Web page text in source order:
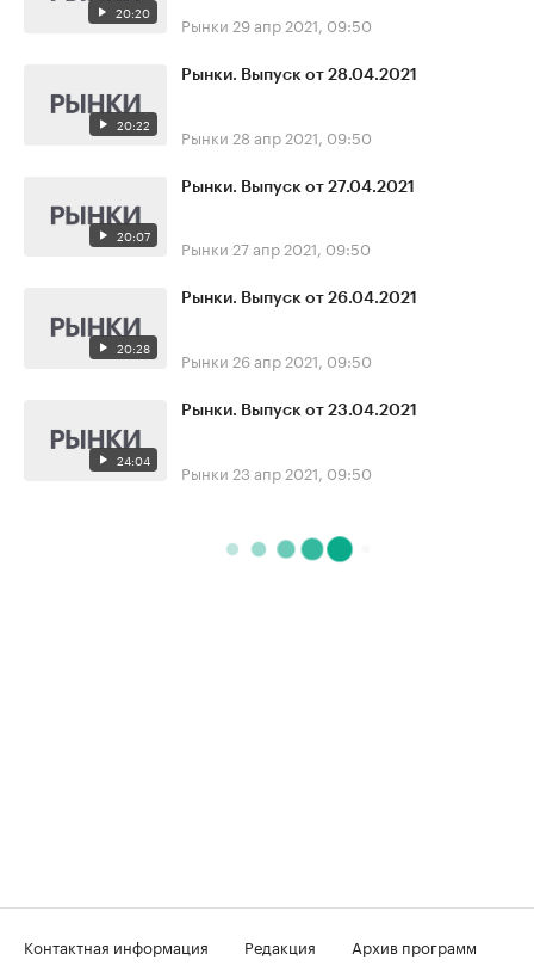
20:20 Рынки 29 апр 2021, 09:50
20:22
Рынки. Выпуск от 28.04.2021
Рынки 28 апр 2021, 09:50
20:07
Рынки. Выпуск от 27.04.2021
Рынки 27 апр 2021, 09:50
20:28
Рынки. Выпуск от 26.04.2021
Рынки 26 апр 2021, 09:50
24:04
Рынки. Выпуск от 23.04.2021
Рынки 23 апр 2021, 09:50
Контактная информация Редакция
Архив программ